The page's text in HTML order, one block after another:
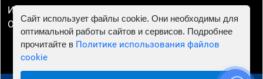
ИП Смирнов Георгий Павлович. ИНН 781302555843,
ОГРНИП 324470400032610
Сайт использует файлы cookie. Они необходимы для
оптимальной работы сайтов и сервисов. Подробнее
прочитайте в Политике использования файлов
cookie